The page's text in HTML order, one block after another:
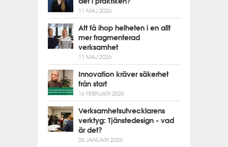
11 MAJ 2026
Att få ihop helheten i en allt
mer fragmenterad
verksamhet
11 MAJ 2026
Innovation kräver säkerhet
från start
16 FEBRUARI 2026
Verksamhetsutvecklarens
verktyg: Tjänstedesign - vad
är det?
26 JANUARI 2026